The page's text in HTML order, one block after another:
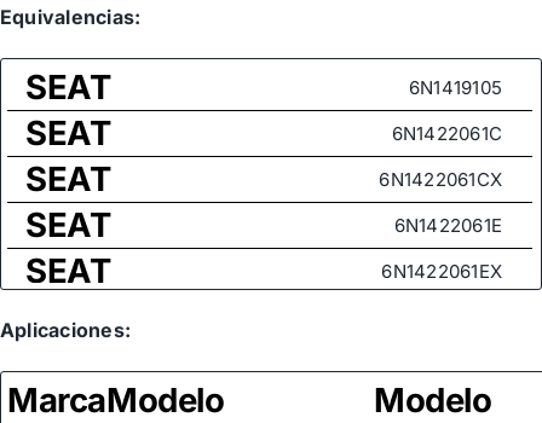
Medida
de rosca
(rótula
axial)
Equivalencias:
SEAT 6N1419105
SEAT 6N1422061C
SEAT 6N1422061CX
SEAT 6N1422061E
SEAT 6N1422061EX
VAG
VOLKSWAGEN
Aplicaciones:
MarcaModelo Modelo